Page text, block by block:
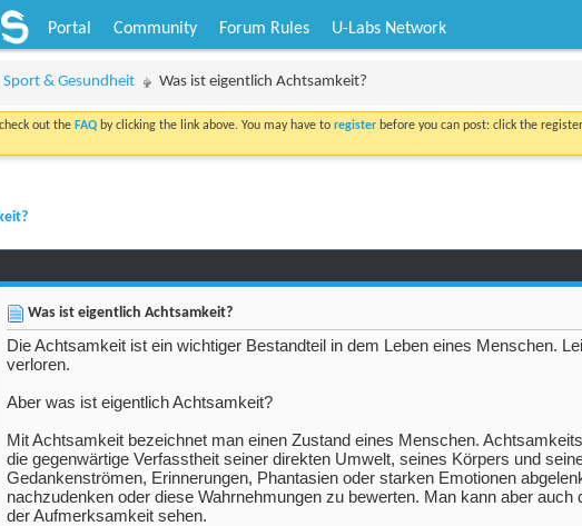
Portal Community Forum Rules U-Labs Network
Sport & Gesundheit Was ist eigentlich Achtsamkeit?
out the FAQ by clicking the link above. You may have toregister before you can post: click the
Was ist eigentlich Achtsamkeit?
Die Achtsamkeit ist ein wichtiger Bestandteil in dem Leben eines Menschen.
verloren.
Aber was ist eigentlich Achtsamkeit?
Mit Achtsamkeit bezeichnet man einen Zustand eines Menschen.
die gegenwärtige Verfasstheit seiner direkten Umwelt, seines Körpers und
Gedankenströmen, Erinnerungen, Phantasien oder starken Emotionen
nachzudenken oder diese Wahrnehmungen zu bewerten. Man kann aber auch
der Aufmerksamkeit sehen.